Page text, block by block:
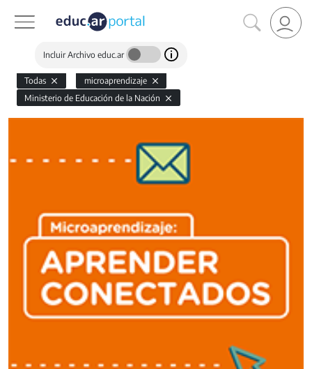
Incluir Archivo educ.ar
Todas
microaprendizaje
Ministerio de Educación de la Nación